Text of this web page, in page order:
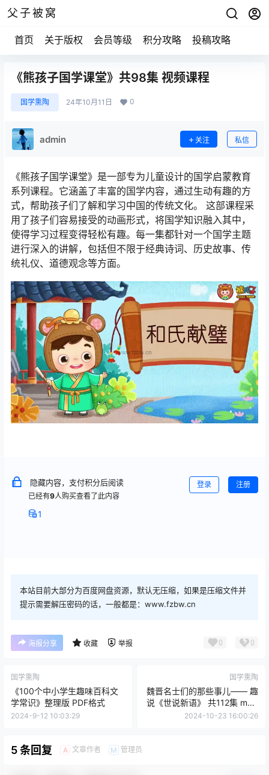
父子被窝
首页 关于版权 会员等级 积分攻略 投稿攻略
《熊孩子国学课堂》共98集 视频课程
国学熏陶 24年10月11日 0
admin 关注 私信
《熊孩子国学课堂》是一部专为儿童设计的国学启蒙教育
系列课程。它涵盖了丰富的国学内容，通过生动有趣的方
式，帮助孩子们了解和学习中国的传统文化。 这部课程采
用了孩子们容易接受的动画形式，将国学知识融入其中，
使得学习过程变得轻松有趣。每一集都针对一个国学主题
进行深入的讲解，包括但不限于经典诗词、历史故事、传
统礼仪、道德观念等方面。
隐藏内容，支付积分后阅读
已经有9人购买查看了此内容
1
登录 注册
本站目前大部分为百度网盘资源，默认无压缩，如果是压缩文件并
提示需要解压密码的话，一般都是：www.fzbw.cn
海报分享 收藏 举报 0 0
国学熏陶
《100个中小学生趣味百科文
学常识》整理版 PDF格式
2024-9-12 10:03:29
国学熏陶
魏晋名士们的那些事儿—— 趣
说《世说新语》 共112集 mp3
音频
2024-10-23 16:00:26
5 条回复 A 文章作者 M 管理员